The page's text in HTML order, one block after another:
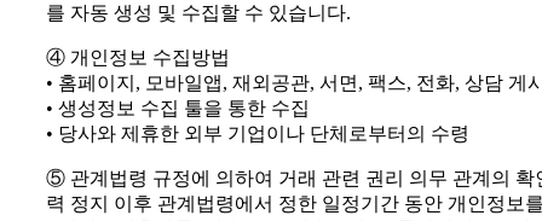
를 자동 생성 및 수집할 수 있습니다.
④ 개인정보 수집방법
• 홈페이지, 모바일앱, 재외공관, 서면, 팩스, 전화, 상담 게
• 생성정보 수집 툴을 통한 수집
• 당사와 제휴한 외부 기업이나 단체로부터의 수령
⑤ 관계법령 규정에 의하여 거래 관련 권리 의무 관계의
력 정지 이후 관계법령에서 정한 일정기간 동안 개인정보